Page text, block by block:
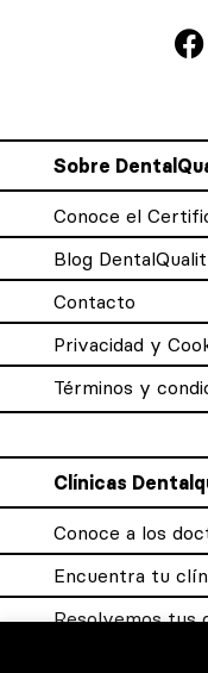
Sobre
Conoce el
Blog
Contacto
Privacidad y
Términos y
Clínicas
Conoce a los
Encuentra tu
Resolvemos tus